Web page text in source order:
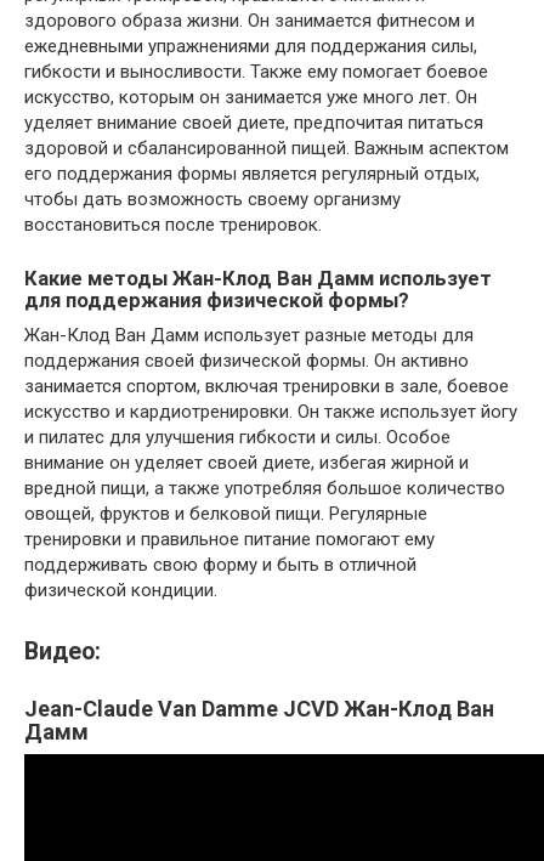
здорового образа жизни. Он занимается фитнесом и
ежедневными упражнениями для поддержания силы,
гибкости и выносливости. Также ему помогает боевое
искусство, которым он занимается уже много лет. Он
уделяет внимание своей диете, предпочитая питаться
здоровой и сбалансированной пищей. Важным аспектом
его поддержания формы является регулярный отдых,
чтобы дать возможность своему организму
восстановиться после тренировок.
Какие методы Жан-Клод Ван Дамм использует
для поддержания физической формы?
Жан-Клод Ван Дамм использует разные методы для
поддержания своей физической формы. Он активно
занимается спортом, включая тренировки в зале, боевое
искусство и кардиотренировки. Он также использует йогу
и пилатес для улучшения гибкости и силы. Особое
внимание он уделяет своей диете, избегая жирной и
вредной пищи, а также употребляя большое количество
овощей, фруктов и белковой пищи. Регулярные
тренировки и правильное питание помогают ему
поддерживать свою форму и быть в отличной
физической кондиции.
Видео:
Jean-Claude Van Damme JCVD Жан-Клод Ван
Дамм